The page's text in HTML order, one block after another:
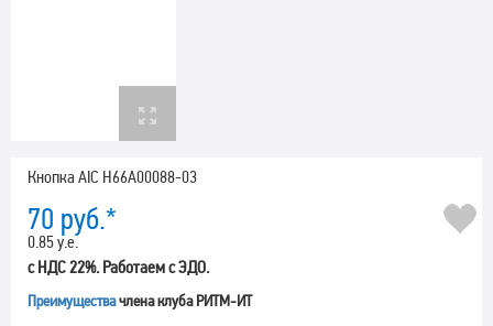
Кнопка AIC H66A00088-03
70 руб.*
0.85 у.е.
с НДС 22%. Работаем с ЭДО.
Преимуществачлена клуба РИТМ-ИТ